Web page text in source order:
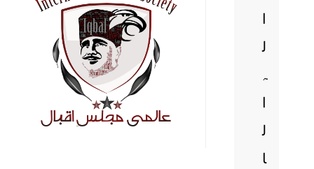
ا
ل
ہ
ا
ل
ا